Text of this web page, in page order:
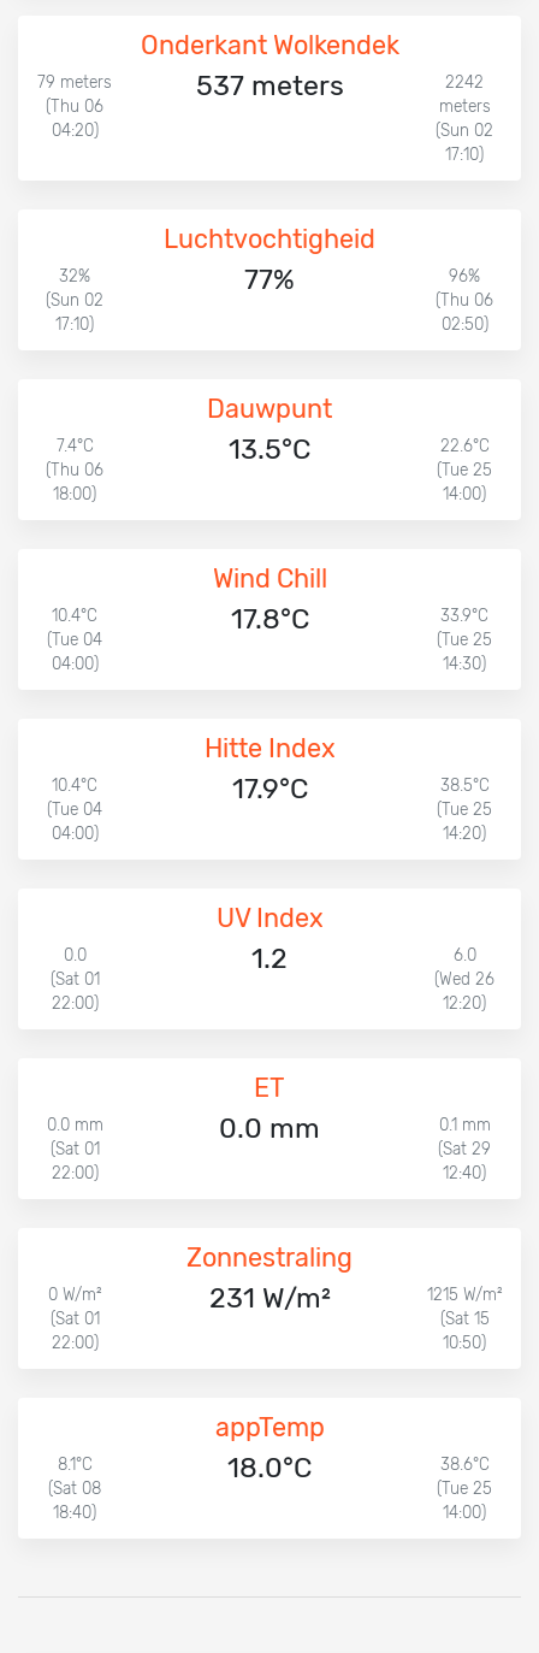
Onderkant Wolkendek
79 meters
(Thu 06
04:20)
537 meters
2242
meters
(Sun 02
17:10)
Luchtvochtigheid
32%
(Sun 02
17:10)
77%
96%
(Thu 06
02:50)
Dauwpunt
7.4°C
(Thu 06
18:00)
13.5°C
22.6°C
(Tue 25
14:00)
Wind Chill
10.4°C
(Tue 04
04:00)
17.8°C
33.9°C
(Tue 25
14:30)
Hitte Index
10.4°C
(Tue 04
04:00)
17.9°C
38.5°C
(Tue 25
14:20)
UV Index
0.0
(Sat 01
22:00)
1.2
6.0
(Wed 26
12:20)
ET
0.0 mm
(Sat 01
22:00)
0.0 mm
0.1 mm
(Sat 29
12:40)
Zonnestraling
0 W/m²
(Sat 01
22:00)
231 W/m²
1215 W/m²
(Sat 15
10:50)
appTemp
8.1°C
(Sat 08
18:40)
18.0°C
38.6°C
(Tue 25
14:00)